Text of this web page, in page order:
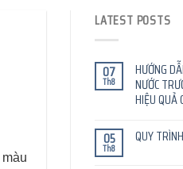
LATEST POSTS
07
Th8
HƯỚNG
NƯỚC
HIỆU QUẢ
05
Th8
QUY